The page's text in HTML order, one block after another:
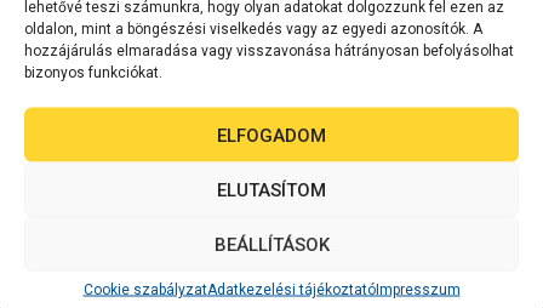
lehetővé teszi számunkra, hogy olyan adatokat dolgozzunk fel ezen az
oldalon, mint a böngészési viselkedés vagy az egyedi azonosítók. A
hozzájárulás elmaradása vagy visszavonása hátrányosan befolyásolhat
bizonyos funkciókat.
ELFOGADOM
ELUTASÍTOM
BEÁLLÍTÁSOK
Cookie szabályzatAdatkezelési tájékoztatóImpresszum